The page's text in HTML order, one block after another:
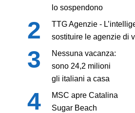
lo sospendono
TTG Agenzie -
sostituire le agenzie di
Nessuna vacanza:
sono 24,2 milioni
gli italiani a casa
MSC apre Catalina
Sugar Beach